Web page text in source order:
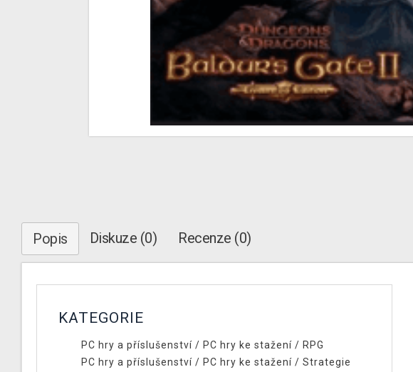
Popis Diskuze (0) Recenze (0)
KATEGORIE
PC hry a příslušenství/ PC hry ke stažení/ RPG
PC hry a příslušenství/ PC hry ke stažení/ Strategie